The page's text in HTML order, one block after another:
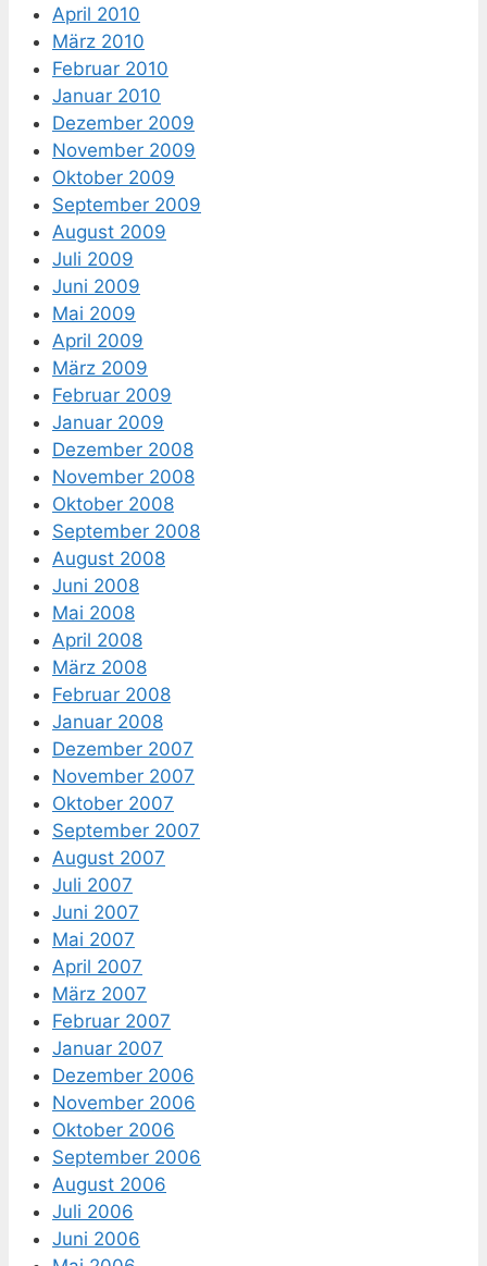
April 2010
März 2010
Februar 2010
Januar 2010
Dezember 2009
November 2009
Oktober 2009
September 2009
August 2009
Juli 2009
Juni 2009
Mai 2009
April 2009
März 2009
Februar 2009
Januar 2009
Dezember 2008
November 2008
Oktober 2008
September 2008
August 2008
Juni 2008
Mai 2008
April 2008
März 2008
Februar 2008
Januar 2008
Dezember 2007
November 2007
Oktober 2007
September 2007
August 2007
Juli 2007
Juni 2007
Mai 2007
April 2007
März 2007
Februar 2007
Januar 2007
Dezember 2006
November 2006
Oktober 2006
September 2006
August 2006
Juli 2006
Juni 2006